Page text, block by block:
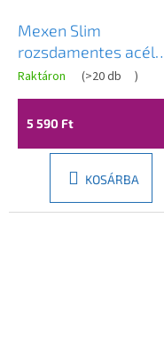
Mexen Slim
rozsdamentes acél
zuhanyfej 20 x 20 cm,
króm, 79120-00
Raktáron (>20 db )
5 590 Ft
KOSÁRBA